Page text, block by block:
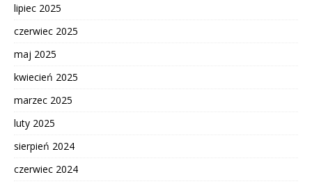
lipiec 2025
czerwiec 2025
maj 2025
kwiecień 2025
marzec 2025
luty 2025
sierpień 2024
czerwiec 2024